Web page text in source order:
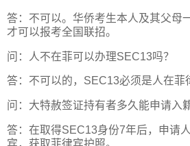
答：不可以。华侨考生本人及其父母
才可以报考全国联招。
问：人不在菲可以办理SEC13吗？
答：不可以的，SEC13必须是人在菲
问：大特赦签证持有者多久能申请入
答：在取得SEC13身份7年后，申请
宾，获取菲律宾护照。